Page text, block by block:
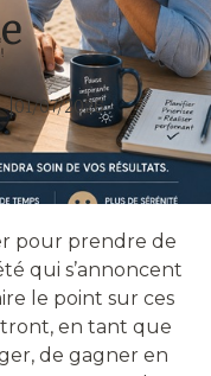
01/07/2026
|
pour prendre de
qui s’annoncent
le point sur ces
en tant que
de gagner en